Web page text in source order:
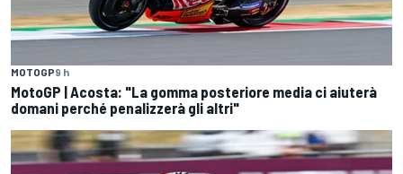
MOTOGP9 h
MotoGP | Acosta: "La gomma posteriore media ci aiuterà
domani perché penalizzerà gli altri"